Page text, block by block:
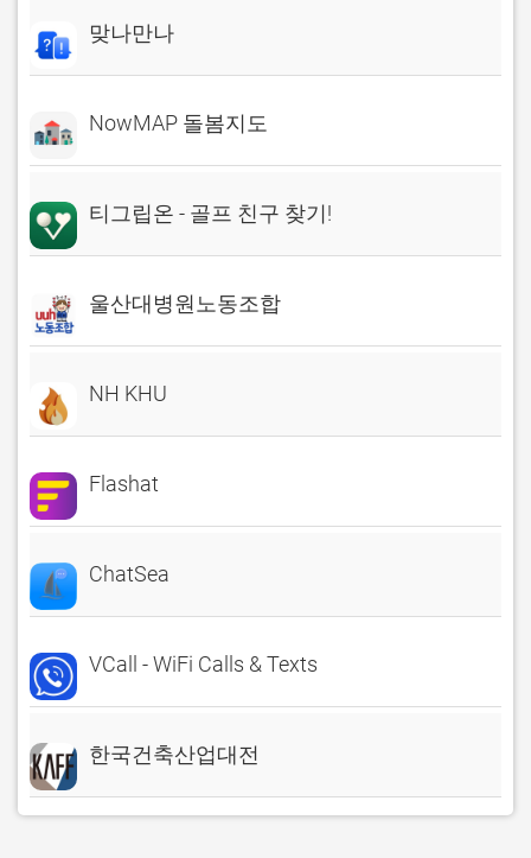
맞나만나
NowMAP 돌봄지도
티그립온 - 골프 친구 찾기!
울산대병원노동조합
NH KHU
Flashat
ChatSea
VCall - WiFi Calls & Texts
한국건축산업대전